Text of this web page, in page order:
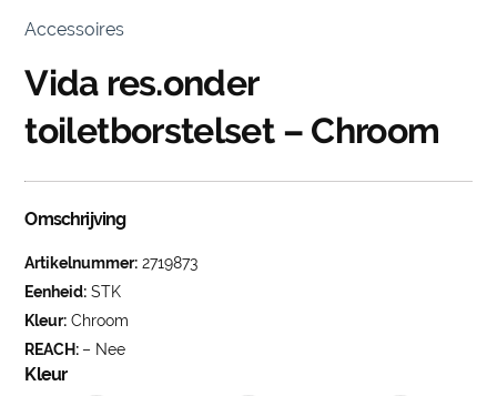
Accessoires
Vida res.onder
toiletborstelset – Chroom
Omschrijving
Artikelnummer: 2719873
Eenheid: STK
Kleur: Chroom
REACH: – Nee
Kleur